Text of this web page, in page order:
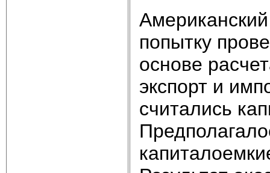
попытку
основе
экспорт и
считались